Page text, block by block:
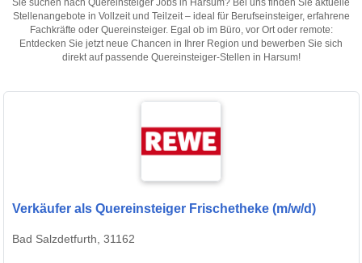
Sie suchen nach Quereinsteiger Jobs in Harsum? Bei uns finden Sie aktuelle
Stellenangebote in Vollzeit und Teilzeit – ideal für Berufseinsteiger, erfahrene
Fachkräfte oder Quereinsteiger. Egal ob im Büro, vor Ort oder remote:
Entdecken Sie jetzt neue Chancen in Ihrer Region und bewerben Sie sich
direkt auf passende Quereinsteiger-Stellen in Harsum!
Verkäufer als Quereinsteiger Frischetheke (m/w/d)
Bad Salzdetfurth, 31162